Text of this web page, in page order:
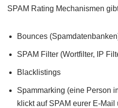
SPAM Rating Mechanismen
Bounces
SPAM Filter (Wortfilter, IP
Blacklistings
Spammarking (eine Person
klickt auf SPAM eurer E-